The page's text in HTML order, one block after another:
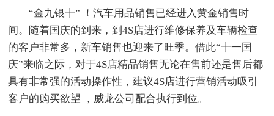
“金九银十” ！汽车用品销售已经进入黄金销售时
间。随着国庆的到来，到4S店进行维修保养及车辆检查
的客户非常多，新车销售也迎来了旺季。借此“十一国
庆”来临之际，对于4S店精品销售无论在售前还是售后都
具有非常强的活动操作性，建议4S店进行营销活动吸引
客户的购买欲望 ，威龙公司配合执行到位。